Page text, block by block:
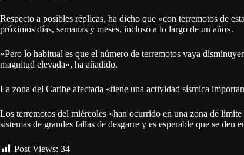
Respecto a posibles réplicas, ha dicho que «con terremotos de
próximos días, semanas y meses, incluso a lo largo de un año».
«Pero lo habitual es que el número de terremotos vaya
magnitud elevada», ha añadido.
La zona del Caribe afectada «tiene una actividad sísmica
Los terremotos del miércoles «han ocurrido en una zona de
sistemas de grandes fallas de desgarre y es esperable que se den
Post Views: 34